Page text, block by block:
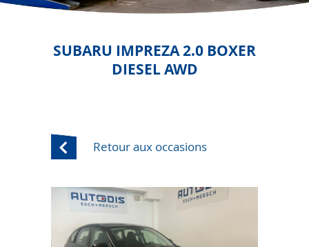
S.A.V.
SUBARU IMPREZA 2.0 BOXER
DIESEL AWD
Retour aux occasions